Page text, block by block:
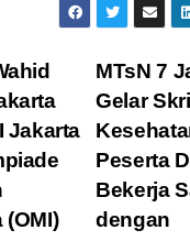
MTsN 7
Gelar
Peserta
Bekerja
dengan
Jakarta